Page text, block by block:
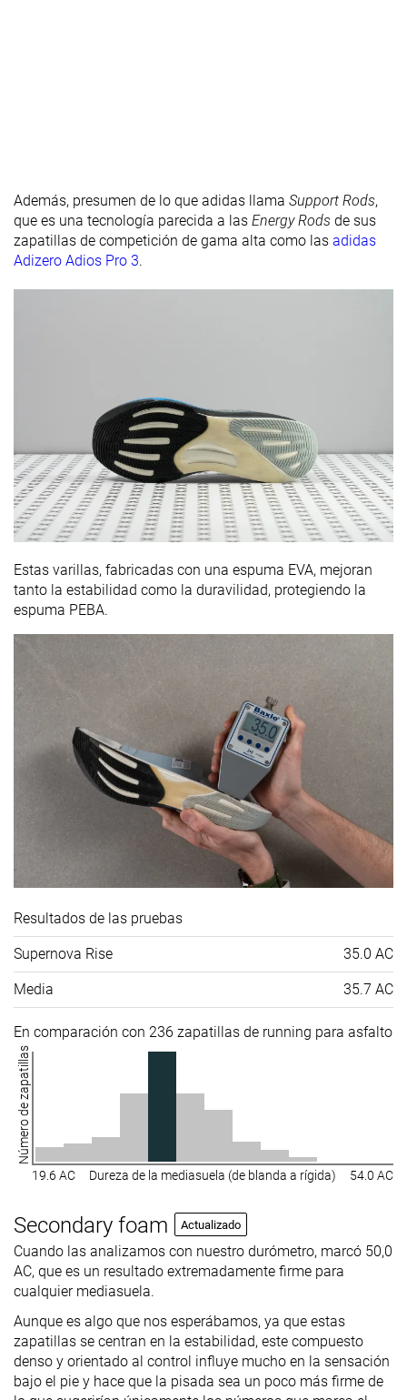
Además, presumen de lo que adidas llama Support Rods,
que es una tecnología parecida a las Energy Rods de sus
zapatillas de competición de gama alta como las adidas
Adizero Adios Pro 3.
Estas varillas, fabricadas con una espuma EVA, mejoran
tanto la estabilidad como la duravilidad, protegiendo la
espuma PEBA.
Resultados de las pruebas
Supernova Rise 35.0 AC
Media 35.7 AC
En comparación con 236 zapatillas de running para asfalto
Número de zapatillas
19.6 AC Dureza de la mediasuela (de blanda a rígida) 54.0 AC
Secondary foam Actualizado
Cuando las analizamos con nuestro durómetro, marcó 50,0
AC, que es un resultado extremadamente firme para
cualquier mediasuela.
Aunque es algo que nos esperábamos, ya que estas
zapatillas se centran en la estabilidad, este compuesto
denso y orientado al control influye mucho en la sensación
bajo el pie y hace que la pisada sea un poco más firme de